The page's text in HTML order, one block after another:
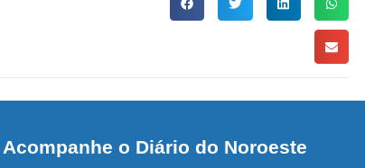
Acompanhe o Diário do Noroeste